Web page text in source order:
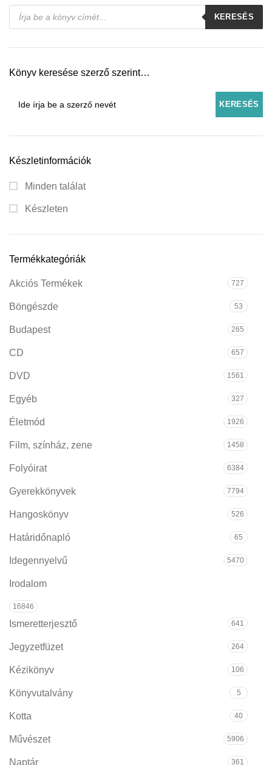
Products
search
KERESÉS
Könyv keresése szerző szerint…
Készletinformációk
Minden találat
Készleten
Termékkategóriák
Akciós Termékek 727
Böngészde 53
Budapest 265
CD 657
DVD 1561
Egyéb 327
Életmód 1926
Film, színház, zene 1458
Folyóirat 6384
Gyerekkönyvek 7794
Hangoskönyv 526
Határidőnapló 65
Idegennyelvű 5470
Irodalom
16846
Ismeretterjesztő 641
Jegyzetfüzet 264
Kézikönyv 106
Könyvutalvány 5
Kotta 40
Művészet 5906
Naptár 361